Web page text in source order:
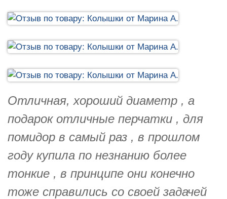
Отличная, хороший диаметр , а
подарок отличные перчатки , для
помидор в самый раз , в прошлом
году купила по незнанию более
тонкие , в принципе они конечно
тоже справились со своей задачей